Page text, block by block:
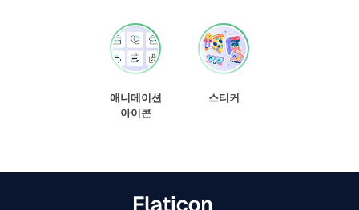
애니메이션
아이콘
스티커